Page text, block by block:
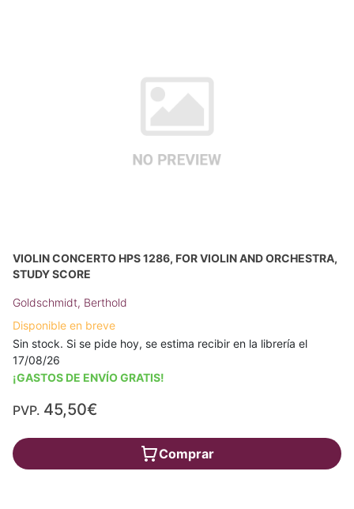
VIOLIN CONCERTO HPS 1286, FOR VIOLIN AND ORCHESTRA,
STUDY SCORE
Goldschmidt, Berthold
Disponible en breve
Sin stock. Si se pide hoy, se estima recibir en la librería el
17/08/26
¡GASTOS DE ENVÍO GRATIS!
PVP. 45,50€
Comprar